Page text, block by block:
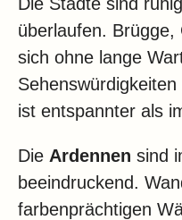
überlaufen. Brügge,
sich ohne lange
ist entspannter als
Die Ardennen sind
beeindruckend.
farbenprächtigen